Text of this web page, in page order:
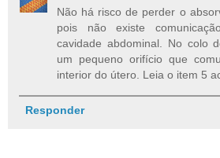
Não há risco de perder o
pois não existe
cavidade abdominal. No colo
um pequeno orifício que
interior do útero. Leia o item 5
Responder